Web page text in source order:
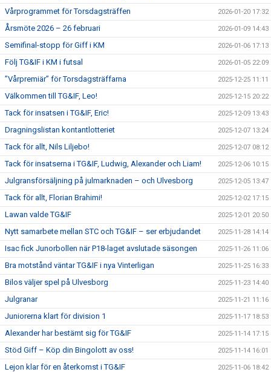
Vårprogrammet för Torsdagsträffen 2026-01-20 17:32
Årsmöte 2026 – 26 februari 2026-01-09 14:43
Semifinal-stopp för Giff i KM 2026-01-06 17:13
Följ TG&IF i KM i futsal 2026-01-05 22:09
”Vårpremiär” för Torsdagsträffarna 2025-12-25 11:11
Välkommen till TG&IF, Leo! 2025-12-15 20:22
Tack för insatsen i TG&IF, Eric! 2025-12-09 13:43
Dragningslistan kontantlotteriet 2025-12-07 13:24
Tack för allt, Nils Liljebo! 2025-12-07 08:12
Tack för insatserna i TG&IF, Ludwig, Alexander och Liam! 2025-12-06 10:15
Julgransförsäljning på julmarknaden – och Ulvesborg 2025-12-05 13:47
Tack för allt, Florian Brahimi! 2025-12-02 17:15
Lawan valde TG&IF 2025-12-01 20:50
Nytt samarbete mellan STC och TG&IF – ser erbjudandet 2025-11-28 14:14
Isac fick Junorbollen när P18-laget avslutade säsongen 2025-11-26 11:06
Bra motstånd väntar TG&IF i nya Vinterligan 2025-11-25 16:33
Bilos väljer spel på Ulvesborg 2025-11-23 14:40
Julgranar 2025-11-21 11:16
Juniorerna klart för division 1 2025-11-17 18:53
Alexander har bestämt sig för TG&IF 2025-11-14 17:15
Stöd Giff – Köp din Bingolott av oss! 2025-11-14 16:01
Lejon klar för en återkomst i TG&IF 2025-11-06 18:42